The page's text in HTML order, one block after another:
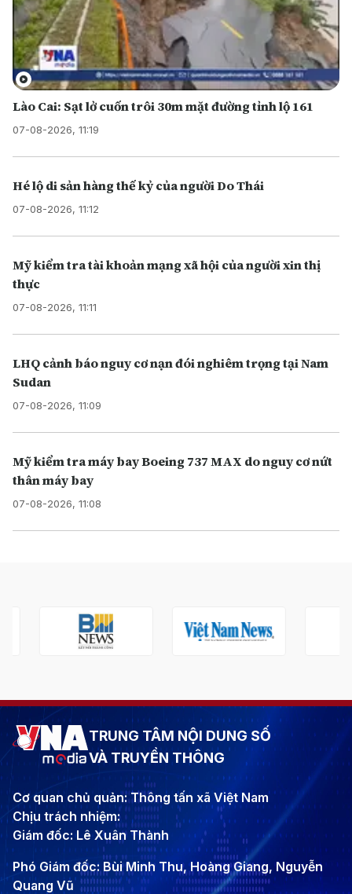
Lào Cai: Sạt lở cuốn trôi 30m mặt đường tỉnh lộ 161
07-08-2026, 11:19
Hé lộ di sản hàng thế kỷ của người Do Thái
07-08-2026, 11:12
Mỹ kiểm tra tài khoản mạng xã hội của người xin thị
thực
07-08-2026, 11:11
LHQ cảnh báo nguy cơ nạn đói nghiêm trọng tại Nam
Sudan
07-08-2026, 11:09
Mỹ kiểm tra máy bay Boeing 737 MAX do nguy cơ nứt
thân máy bay
07-08-2026, 11:08
TRUNG TÂM NỘI DUNG SỐ
VÀ TRUYỀN THÔNG
Cơ quan chủ quản: Thông tấn xã Việt Nam
Chịu trách nhiệm:
Giám đốc: Lê Xuân Thành
Phó Giám đốc: Bùi Minh Thu, Hoàng Giang, Nguyễn
Quang Vũ